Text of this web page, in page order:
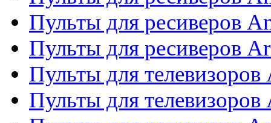
Пульты для ресиверов
Пульты для ресиверов
Пульты для
Пульты для телевизоров